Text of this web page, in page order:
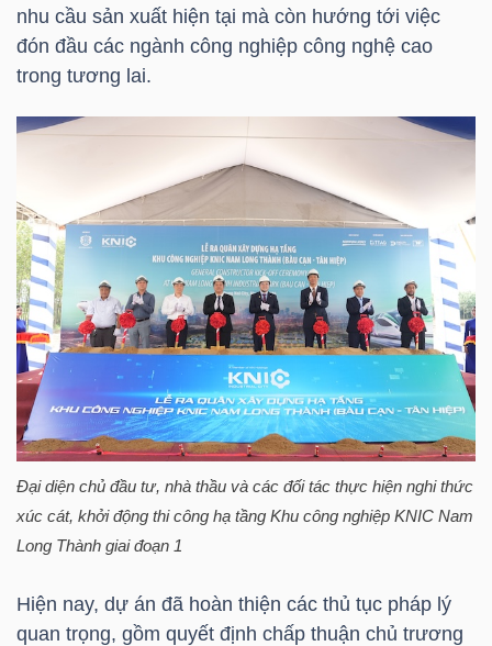
nhu cầu sản xuất hiện tại mà còn hướng tới việc
đón đầu các ngành công nghiệp công nghệ cao
trong tương lai.
Đại diện chủ đầu tư, nhà thầu và các đối tác thực hiện nghi thức
xúc cát, khởi động thi công hạ tầng Khu công nghiệp KNIC Nam
Long Thành giai đoạn 1
Hiện nay, dự án đã hoàn thiện các thủ tục pháp lý
quan trọng, gồm quyết định chấp thuận chủ trương
THẾ
TÀI
CHÍNH
CÁ
PHÂN
TÍCH
VIETSTOCKFINANCE